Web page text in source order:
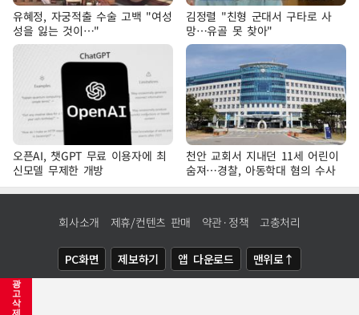
광
고
삭
제
유혜정, 자궁적출 수술 고백 "여성
성을 잃는 것이…"
김정렬 "친형 군대서 구타로 사
망…유골 못 찾아"
오픈AI, 챗GPT 무료 이용자에 최
신모델 무제한 개방
천안 교회서 지내던 11세 어린이
숨져…경찰, 아동학대 혐의 수사
회사소개 제휴/컨텐츠 판매 약관·정책 고충처리
PC화면 제보하기 앱 다운로드 맨위로↑